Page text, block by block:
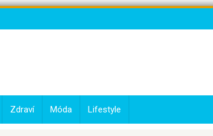
Zdraví Móda Lifestyle